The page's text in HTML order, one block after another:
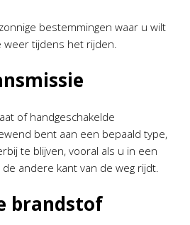
bestemmingen waar u wilt
weer tijdens het rijden.
of handgeschakelde
bent aan een bepaald type,
te blijven, vooral als u in een
andere kant van de weg rijdt.
brandstof